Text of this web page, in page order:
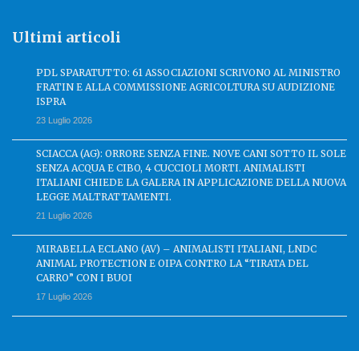
Ultimi articoli
PDL SPARATUTTO: 61 ASSOCIAZIONI SCRIVONO AL MINISTRO
FRATIN E ALLA COMMISSIONE AGRICOLTURA SU AUDIZIONE
ISPRA
23 Luglio 2026
SCIACCA (AG): ORRORE SENZA FINE. NOVE CANI SOTTO IL SOLE
SENZA ACQUA E CIBO, 4 CUCCIOLI MORTI. ANIMALISTI
ITALIANI CHIEDE LA GALERA IN APPLICAZIONE DELLA NUOVA
LEGGE MALTRATTAMENTI.
21 Luglio 2026
MIRABELLA ECLANO (AV) – ANIMALISTI ITALIANI, LNDC
ANIMAL PROTECTION E OIPA CONTRO LA “TIRATA DEL
CARRO” CON I BUOI
17 Luglio 2026